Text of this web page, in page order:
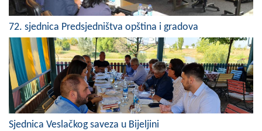
72. sjednica Predsjedništva opština i gradova
Sjednica Veslačkog saveza u Bijeljini